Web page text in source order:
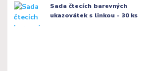
Sada čtecích barevných
ukazovátek s linkou - 30 ks